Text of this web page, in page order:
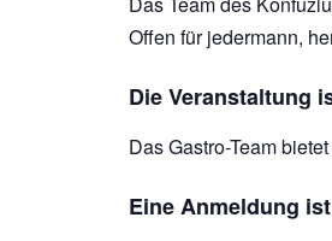
Offen für jedermann,
Die Veranstaltung
Das Gastro-Team
Eine Anmeldung